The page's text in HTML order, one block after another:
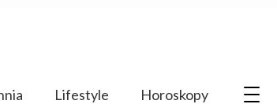
Lifestyle Horoskopy